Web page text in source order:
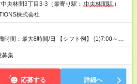
央林間3丁目3-3（最寄り駅： 中央林間駅 ）
株式会社
時間：最大8時間/日 【シフト例】 (1)7:00～
(3)13:00～22:00 (4)14:00～23:00
～8:00
募集
応募する 詳細へ